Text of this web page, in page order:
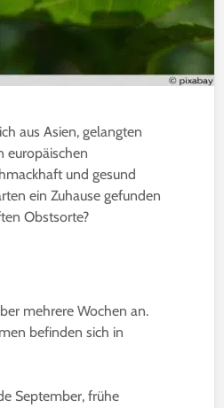
aus Asien, gelangten
europäischen
und gesund
ein Zuhause gefunden
Obstsorte?
mehrere Wochen an.
befinden sich in
September, frühe
wirklich?